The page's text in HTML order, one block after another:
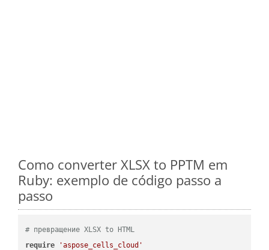
Como converter XLSX to PPTM em
Ruby: exemplo de código passo a
passo
# превращение XLSX to HTML
require
'aspose_cells_cloud'